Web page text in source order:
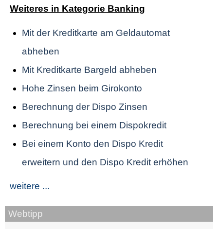
Weiteres in Kategorie Banking
Mit der Kreditkarte am Geldautomat
abheben
Mit Kreditkarte Bargeld abheben
Hohe Zinsen beim Girokonto
Berechnung der Dispo Zinsen
Berechnung bei einem Dispokredit
Bei einem Konto den Dispo Kredit
erweitern und den Dispo Kredit erhöhen
weitere ...
Webtipp